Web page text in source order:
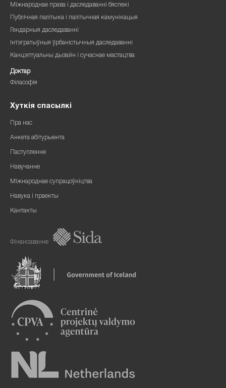
Міжнароднае права і даследаванні бяспекі
Публічная палітыка і палітычная камунікацыя
Гендарныя даследаванні
Інтэгратыўныя ўрбаністычныя даследаванні
Канцэптуальны дызайн і сучаснае мастацтва
Доктар
Філасофія
Хуткія спасылкі
Пра нас
Анкета абітурыента
Паступленне
Навучанне
Міжнароднае супрацоўніцтва
Навука і праекты
Кантакты
Фінансаванне